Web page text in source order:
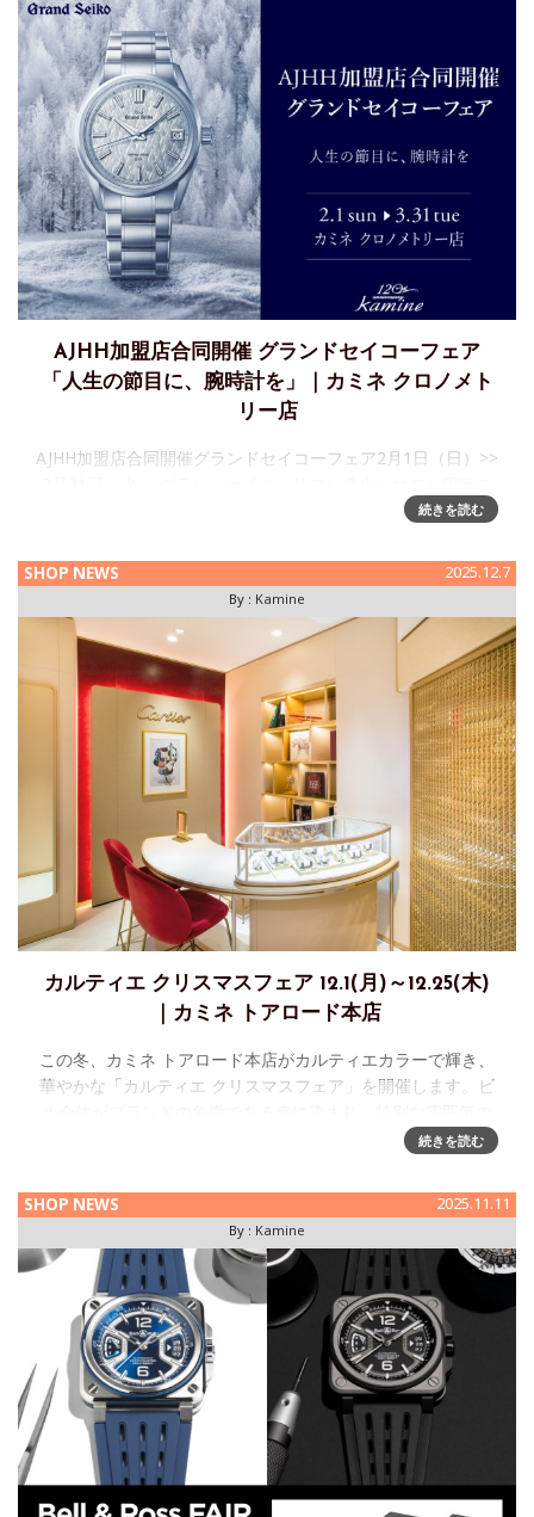
AJHH加盟店合同開催 グランドセイコーフェア
「人生の節目に、腕時計を」｜カミネ クロノメト
リー店
AJHH加盟店合同開催グランドセイコーフェア2月1日（日）>>
デルをはじめ、多彩なラインアップを取り揃え、グランドセ
続きを読む
SHOP NEWS 2025.12.7
By : Kamine
カルティエ クリスマスフェア 12.1(月)～12.25(木)
｜カミネ トアロード本店
この冬、カミネ トアロード本店がカルティエカラーで輝き、
華やかな「カルティエ クリスマスフェア」を開催します。ビ
中で珠玉のタイムピースをご紹介します。華やかさをまとう
続きを読む
SHOP NEWS 2025.11.11
By : Kamine